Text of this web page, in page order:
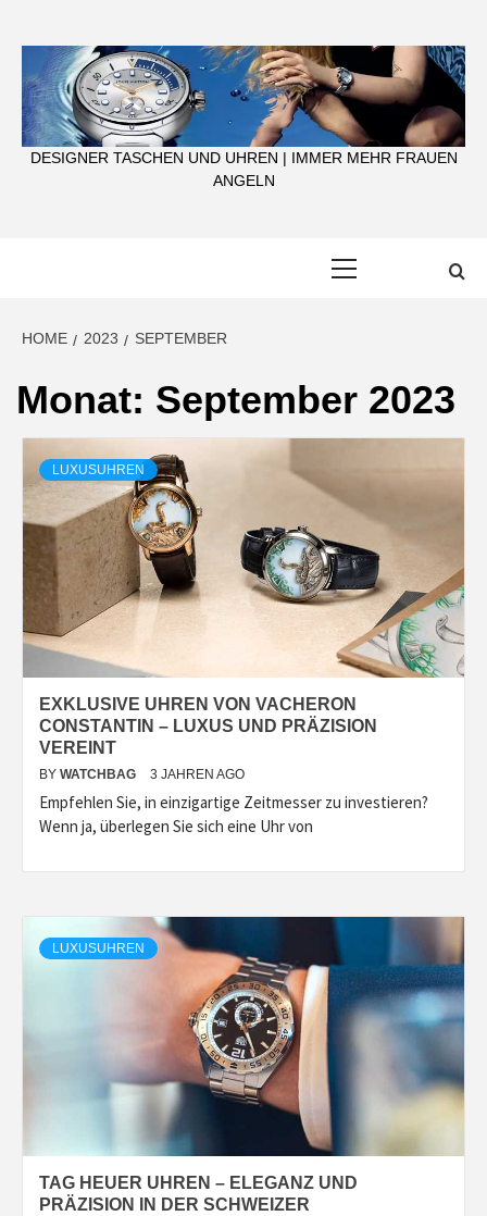
content
DESIGNER TASCHEN UND UHREN | IMMER MEHR FRAUEN
ANGELN
HOME 2023 SEPTEMBER
Monat: September 2023
LUXUSUHREN
EXKLUSIVE UHREN VON VACHERON
CONSTANTIN – LUXUS UND PRÄZISION
VEREINT
BY WATCHBAG 3 JAHREN AGO
Empfehlen Sie, in einzigartige Zeitmesser zu investieren?
Wenn ja, überlegen Sie sich eine Uhr von
LUXUSUHREN
TAG HEUER UHREN – ELEGANZ UND
PRÄZISION IN DER SCHWEIZER